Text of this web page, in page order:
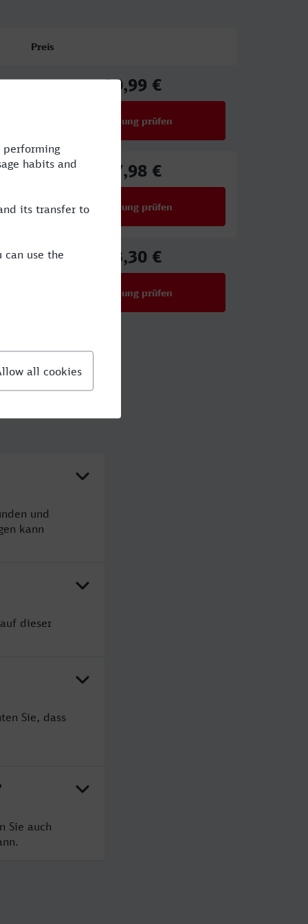
Preis
30,99 €
Verbindung prüfen
17,98 €
Verbindung prüfen
43,30 €
Verbindung prüfen
und
kann
dieser
Sie, dass
Sie auch